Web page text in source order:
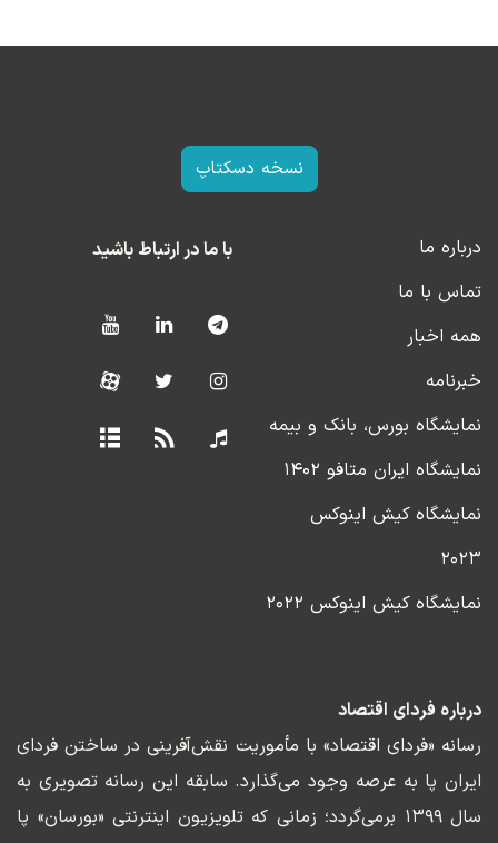
نسخه دسکتاپ
درباره ما
تماس با ما
همه اخبار
خبرنامه
نمایشگاه بورس، بانک و بیمه
نمایشگاه ایران متافو ۱۴۰۲
نمایشگاه کیش اینوکس
۲۰۲۳
نمایشگاه کیش اینوکس ۲۰۲۲
با ما در ارتباط باشید
درباره فردای اقتصاد
رسانه «فردای اقتصاد» با مأموریت نقش‌آفرینی در ساختن فردای
ایران پا به عرصه وجود می‌گذارد. سابقه این رسانه تصویری به
سال ۱۳۹۹ برمی‌گردد؛ زمانی که تلویزیون اینترنتی «بورسان» پا